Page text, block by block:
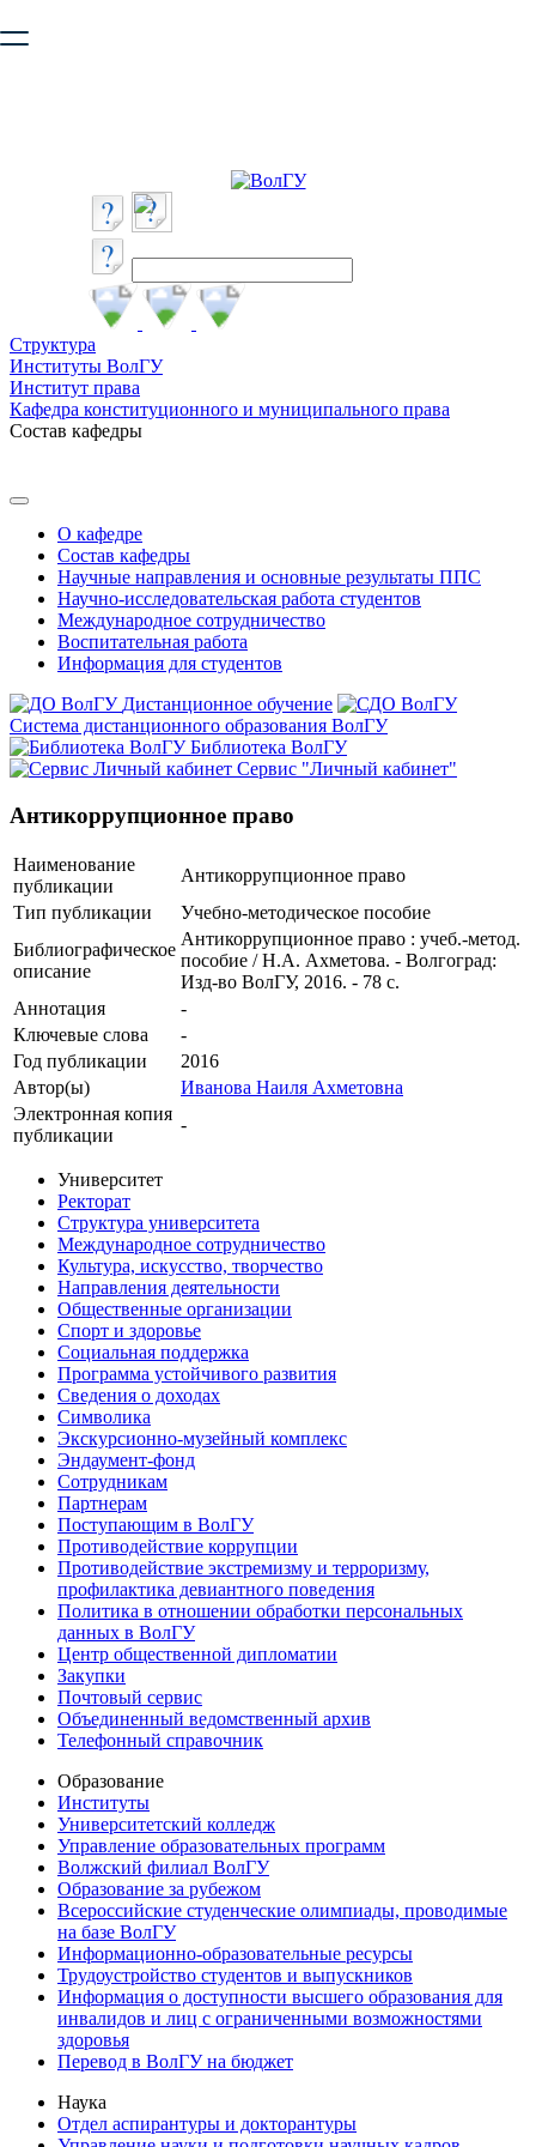
безопасную работу с сайтом. Пожалуйста
Структура
Институты ВолГУ
Институт права
Кафедра конституционного и муниципального права
Состав кафедры
О кафедре
Состав кафедры
Научные направления и основные результаты ППС
Научно-исследовательская работа студентов
Международное сотрудничество
Воспитательная работа
Информация для студентов
Дистанционное обучение
Система дистанционного образования ВолГУ
Библиотека ВолГУ
Сервис "Личный кабинет"
Антикоррупционное право
Наименование
публикации
Антикоррупционное право
Тип публикации
Учебно-методическое пособие
Библиографическое
описание
Антикоррупционное право : учеб.-метод.
пособие / Н.А. Ахметова. - Волгоград:
Изд-во ВолГУ, 2016. - 78 с.
Аннотация
-
Ключевые cлова
-
Год публикации
2016
Автор(ы)
Иванова Наиля Ахметовна
Электронная копия
публикации
-
Университет
Ректорат
Структура университета
Международное сотрудничество
Культура, искусство, творчество
Направления деятельности
Общественные организации
Спорт и здоровье
Социальная поддержка
Программа устойчивого развития
Сведения о доходах
Символика
Экскурсионно-музейный комплекс
Эндаумент-фонд
Сотрудникам
Партнерам
Поступающим в ВолГУ
Противодействие коррупции
Противодействие экстремизму и терроризму,
профилактика девиантного поведения
Политика в отношении обработки персональных
данных в ВолГУ
Центр общественной дипломатии
Закупки
Почтовый сервис
Объединенный ведомственный архив
Телефонный справочник
Образование
Институты
Университетский колледж
Управление образовательных программ
Волжский филиал ВолГУ
Образование за рубежом
Всероссийские студенческие олимпиады, проводимые
на базе ВолГУ
Информационно-образовательные ресурсы
Трудоустройство студентов и выпускников
Информация о доступности высшего образования для
инвалидов и лиц с ограниченными возможностями
здоровья
Перевод в ВолГУ на бюджет
Наука
Отдел аспирантуры и докторантуры